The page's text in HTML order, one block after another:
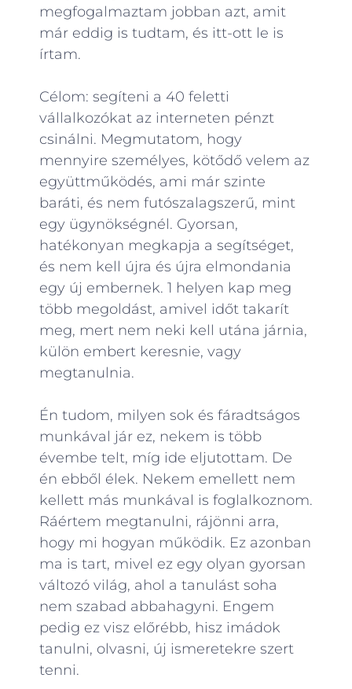
megfogalmaztam jobban azt, amit
már eddig is tudtam, és itt-ott le is
írtam.
Célom: segíteni a 40 feletti
vállalkozókat az interneten pénzt
csinálni. Megmutatom, hogy
mennyire személyes, kötődő velem az
együttműködés, ami már szinte
baráti, és nem futószalagszerű, mint
egy ügynökségnél. Gyorsan,
hatékonyan megkapja a segítséget,
és nem kell újra és újra elmondania
egy új embernek. 1 helyen kap meg
több megoldást, amivel időt takarít
meg, mert nem neki kell utána járnia,
külön embert keresnie, vagy
megtanulnia.
Én tudom, milyen sok és fáradtságos
munkával jár ez, nekem is több
évembe telt, míg ide eljutottam. De
én ebből élek. Nekem emellett nem
kellett más munkával is foglalkoznom.
Ráértem megtanulni, rájönni arra,
hogy mi hogyan működik. Ez azonban
ma is tart, mivel ez egy olyan gyorsan
változó világ, ahol a tanulást soha
nem szabad abbahagyni. Engem
pedig ez visz előrébb, hisz imádok
tanulni, olvasni, új ismeretekre szert
tenni.